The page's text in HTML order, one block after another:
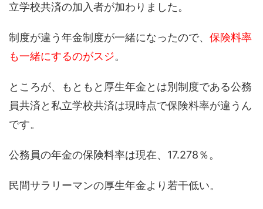
立学校共済の加入者が加わりました。
制度が違う年金制度が一緒になったので、 保険料率
も一緒にするのがスジ。
ところが、もともと厚生年金とは別制度である公務
員共済と私立学校共済は現時点で保険料率が違うん
です。
公務員の年金の保険料率は現在、17.278％。
民間サラリーマンの厚生年金より若干低い。